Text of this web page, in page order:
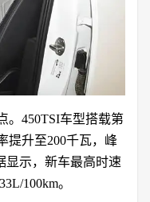
。450TSI车型搭载第
提升至200千瓦，峰
显示，新车最高时速
100km。